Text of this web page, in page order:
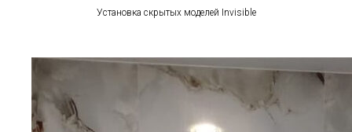
Установка скрытых моделей Invisible